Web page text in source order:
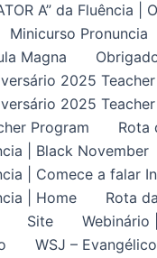
A” da Fluência |
Minicurso Pronuncia
Magna
2025
2025
Program
Rota
| Black November
| Comece a falar
| Home
Rota
Site Webinário
WSJ –